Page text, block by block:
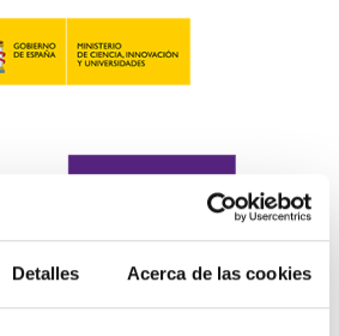
Detalles Acerca de las cookies